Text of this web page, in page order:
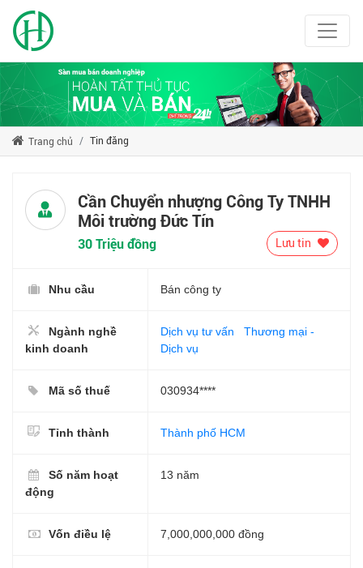
Trang chủ Tin đăng
Cần Chuyển nhượng Công Ty TNHH
Môi trường Đức Tín
30 Triệu đồng Lưu tin
Nhu cầu Bán công ty
Ngành nghề
kinh doanh
Dịch vụ tư vấn
Thương mại -
Dịch vụ
Mã số thuế 030934****
Tỉnh thành Thành phố HCM
Số năm hoạt
động
13 năm
Vốn điều lệ 7,000,000,000 đồng